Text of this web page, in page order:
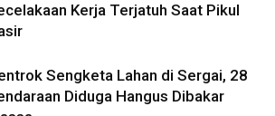
Kerja Terjatuh Saat Pikul
Sengketa Lahan di Sergai, 28
Diduga Hangus Dibakar